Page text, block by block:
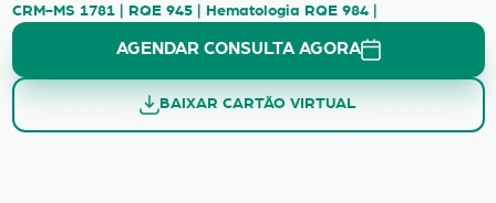
CRM-MS 1781 | RQE 945 | Hematologia RQE 984 |
AGENDAR CONSULTA AGORA
BAIXAR CARTÃO VIRTUAL